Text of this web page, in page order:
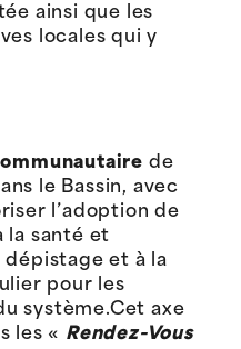
ainsi que les
locales qui y
de
le Bassin, avec
l’adoption de
la santé et
dépistage et à la
pour les
système.Cet axe
les « Rendez-Vous